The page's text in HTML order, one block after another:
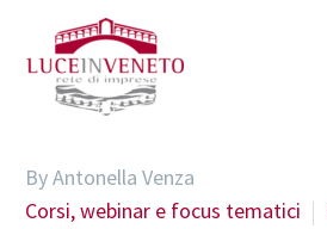
By Antonella Venza
Corsi, webinar e focus tematici